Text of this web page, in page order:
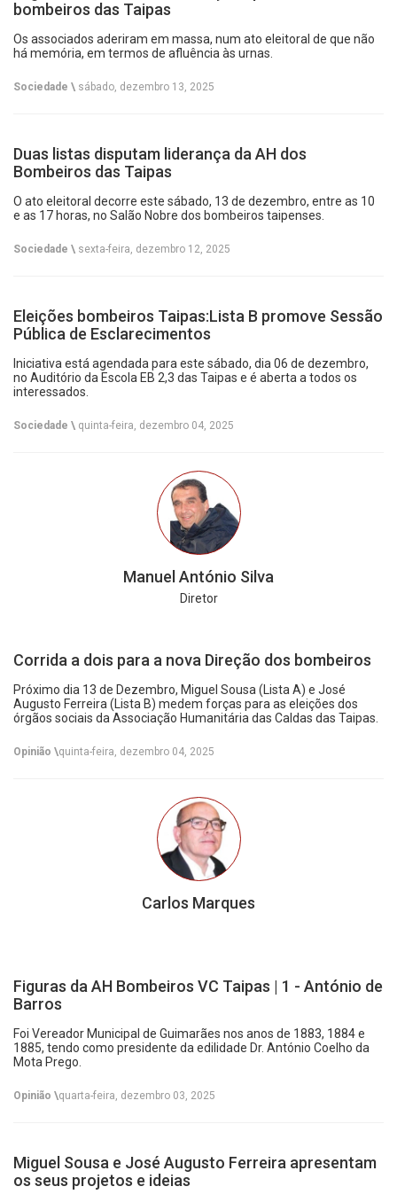
bombeiros das Taipas
Os associados aderiram em massa, num ato eleitoral de que não
há memória, em termos de afluência às urnas.
Sociedade \ sábado, dezembro 13, 2025
Duas listas disputam liderança da AH dos
Bombeiros das Taipas
O ato eleitoral decorre este sábado, 13 de dezembro, entre as 10
e as 17 horas, no Salão Nobre dos bombeiros taipenses.
Sociedade \ sexta-feira, dezembro 12, 2025
Eleições bombeiros Taipas:Lista B promove Sessão
Pública de Esclarecimentos
Iniciativa está agendada para este sábado, dia 06 de dezembro,
no Auditório da Escola EB 2,3 das Taipas e é aberta a todos os
interessados.
Sociedade \ quinta-feira, dezembro 04, 2025
Manuel António Silva
Diretor
Corrida a dois para a nova Direção dos bombeiros
Próximo dia 13 de Dezembro, Miguel Sousa (Lista A) e José
Augusto Ferreira (Lista B) medem forças para as eleições dos
órgãos sociais da Associação Humanitária das Caldas das Taipas.
Opinião \quinta-feira, dezembro 04, 2025
Carlos Marques
Figuras da AH Bombeiros VC Taipas | 1 - António de
Barros
Foi Vereador Municipal de Guimarães nos anos de 1883, 1884 e
1885, tendo como presidente da edilidade Dr. António Coelho da
Mota Prego.
Opinião \quarta-feira, dezembro 03, 2025
Miguel Sousa e José Augusto Ferreira apresentam
os seus projetos e ideias